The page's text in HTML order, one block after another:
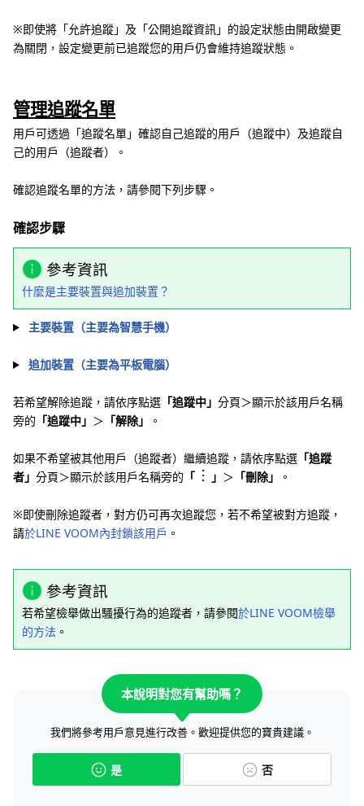
※即使將「允許追蹤」及「公開追蹤資訊」的設定狀態由開啟變更
為關閉，設定變更前已追蹤您的用戶仍會維持追蹤狀態。
管理追蹤名單
用戶可透過「追蹤名單」確認自己追蹤的用戶（追蹤中）及追蹤自
己的用戶（追蹤者）。
確認追蹤名單的方法，請參閱下列步驟。
確認步驟
參考資訊
什麼是主要裝置與追加裝置？
主要裝置（主要為智慧手機）
追加裝置（主要為平板電腦）
若希望解除追蹤，請依序點選 「追蹤中」 分頁＞顯示於該用戶名稱
旁的 「追蹤中」 ＞ 「解除」 。
如果不希望被其他用戶（追蹤者）繼續追蹤，請依序點選 「追蹤
者」 分頁＞顯示於該用戶名稱旁的 「 」 ＞ 「刪除」 。
※即使刪除追蹤者，對方仍可再次追蹤您，若不希望被對方追蹤，
請於LINE VOOM內封鎖該用戶 。
參考資訊
若希望檢舉做出騷擾行為的追蹤者，請參閱於LINE VOOM檢舉
的方法 。
本說明對您有幫助嗎？
我們將參考用戶意見進行改善。歡迎提供您的寶貴建議。
是 否